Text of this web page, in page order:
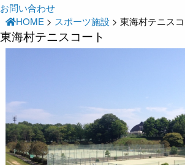
お問い合わせ
HOME > スポーツ施設 >東海村テニス
東海村テニスコート